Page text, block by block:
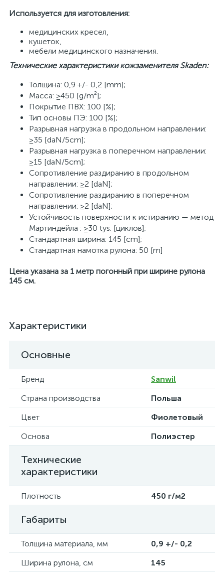
Используется для изготовления:
медицинских кресел,
кушеток,
мебели медицинского назначения.
Технические характеристики кожзаменителя Skaden:
Толщина: 0,9 +/- 0,2 [mm];
Масса: ≥450 [g/m²];
Покрытие ПВХ: 100 [%];
Тип основы ПЭ: 100 [%];
Разрывная нагрузка в продольном направлении:
≥35 [daN/5cm];
Разрывная нагрузка в поперечном направлении:
≥15 [daN/5cm];
Сопротивление раздиранию в продольном
направлении: ≥2 [daN];
Сопротивление раздиранию в поперечном
направлении: ≥2 [daN];
Устойчивость поверхности к истиранию — метод
Мартиндейла : ≥30 tys. [циклов];
Стандартная ширина: 145 [cm];
Стандартная намотка рулона: 50 [m]
Цена указана за 1 метр погонный при ширине рулона
145 см.
Характеристики
Основные
Бренд
Sanwil
Страна производства
Польша
Цвет
Фиолетовый
Основа
Полиэстер
Технические
характеристики
Плотность 450 г/м2
Габариты
Толщина материала, мм
0,9 +/- 0,2
Ширина рулона, см
145